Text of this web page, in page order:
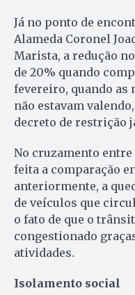
Já no ponto de
Alameda Coronel
Marista, a redução
de 20% quando
fevereiro, quando
não estavam
decreto de restrição
No cruzamento entre
feita a comparação
anteriormente, a
de veículos que
o fato de que o
congestionado
atividades.
Isolamento social